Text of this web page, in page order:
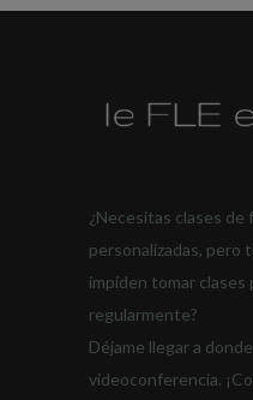
¿Necesitas clases de
personalizadas, pero
impiden tomar clases
regularmente?
Déjame llegar a
videoconferencia.